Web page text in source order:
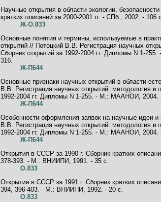
Научные открытия в области экологии,
кратких описаний за 2000-2001 гг. - СПб., 2002. - 106
Ж-О.833
Основные понятия и термины, используемые в
открытий // Потоцкий В.В. Регистрация научных
Сборник открытий за 1992-2004 гг. Дипломы N 1-
316.
Ж-П644
Основные признаки научных открытий в области
В.В. Регистрация научных открытий: методология и
1992-2004 гг. Дипломы N 1-255. - М.: МААНОИ, 2004.
Ж-П644
Особенности оформления заявок на научные идеи и
В.В. Регистрация научных открытий: методология и
1992-2004 гг. Дипломы N 1-255. - М.: МААНОИ, 2004.
Ж-П644
Открытия в СССР за 1990 г. Сборник кратких
378-393. - М.: ВНИИПИ, 1991. - 35 с.
О.833
Открытия в СССР за 1991 г. Сборник кратких
394, 396-403. - М.: ВНИИПИ, 1992. - 20 с.
О.833